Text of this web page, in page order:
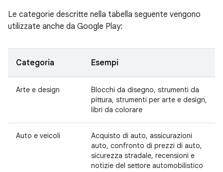
Le categorie descritte nella tabella seguente vengono
utilizzate anche da Google Play:
Categoria Esempi
Arte e design
Blocchi da disegno, strumenti da
pittura, strumenti per arte e design,
libri da colorare
Auto e veicoli
Acquisto di auto, assicurazioni
auto, confronto di prezzi di auto,
sicurezza stradale, recensioni e
notizie del settore automobilistico